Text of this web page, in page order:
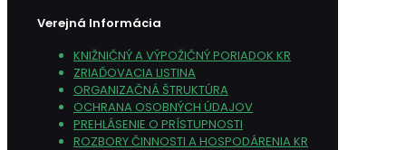
Verejná Informácia
KNIŽNIČNÝ A VÝPOŽIČNÝ PORIADOK KR
ZRIAĎOVACIA LISTINA
ORGANIZAČNÁ ŠTRUKTÚRA
OCHRANA OSOBNÝCH ÚDAJOV
PREHLÁSENIE O PRÍSTUPNOSTI
ROZBORY ČINNOSTI A HOSPODÁRENIA KR